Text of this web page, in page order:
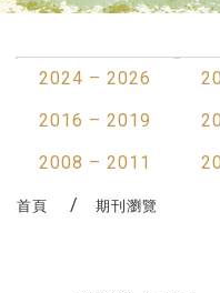
2024 – 2026
2016 – 2019
2008 – 2011
首頁 期刊瀏覽